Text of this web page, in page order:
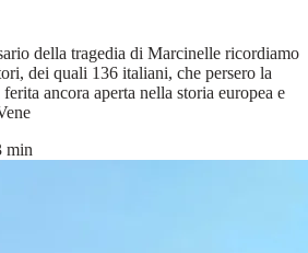
della tragedia di Marcinelle ricordiamo
dei quali 136 italiani, che persero la
ancora aperta nella storia europea e
min